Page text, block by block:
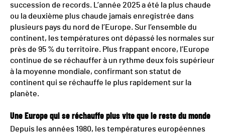
succession de records. L’année 2025 a été la plus chaude
ou la deuxième plus chaude jamais enregistrée dans
plusieurs pays du nord de l’Europe. Sur l’ensemble du
continent, les températures ont dépassé les normales sur
près de 95 % du territoire. Plus frappant encore, l’Europe
continue de se réchauffer à un rythme deux fois supérieur
à la moyenne mondiale, confirmant son statut de
continent qui se réchauffe le plus rapidement sur la
planète.
Une Europe qui se réchauffe plus vite que le reste du monde
Depuis les années 1980, les températures européennes